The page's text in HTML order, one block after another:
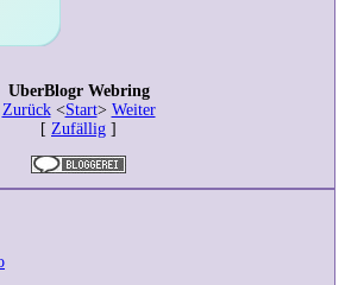
UberBlogr Webring
Zurück<Start> Weiter
[ Zufällig ]